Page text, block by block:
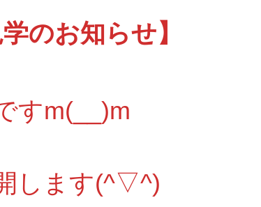
のお知らせ】
すm(__)m
します(^▽^)